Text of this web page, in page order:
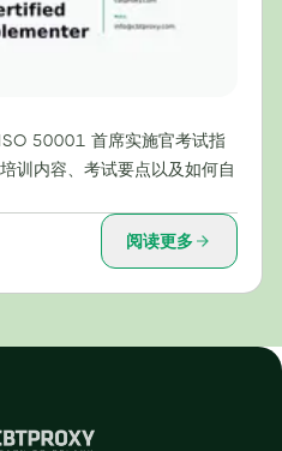
50001 首席实施官考试指
训内容、考试要点以及如何自
阅读更多